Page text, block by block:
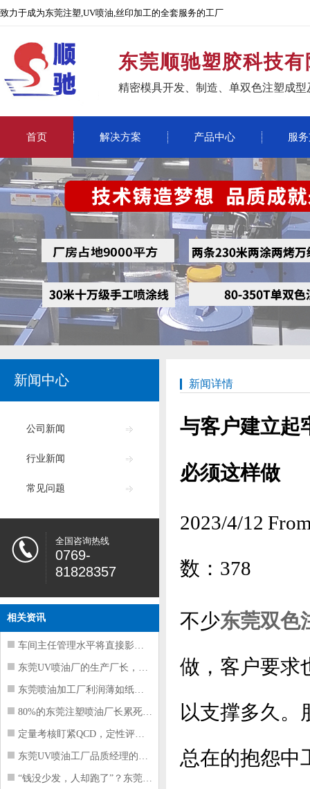
致力于成为东莞注塑,UV喷油,丝印加工的全套服务的工厂
东莞顺驰塑胶科技
精密模具开发、制造、单双色注塑成
首页 解决方案 产品中心 服
新闻中心
公司新闻
行业新闻
常见问题
全国咨询热线
0769-
81828357
相关资讯
车间主任管理水平将直接影响东莞注塑件
东莞UV喷油厂的生产厂长，到底在给工
东莞喷油加工厂利润薄如纸？这四项基本
80%的东莞注塑喷油厂长累死累活，利
定量考核盯紧QCD，定性评价看好配合
东莞UV喷油工厂品质经理的四项核心管
“钱没少发，人却跑了”？东莞注塑喷油
新闻详情
与客户建立起
必须这样做
2023/4/12
数： 378
不少东莞双色
做，客户要求
以支撑多久。
总在的抱怨中